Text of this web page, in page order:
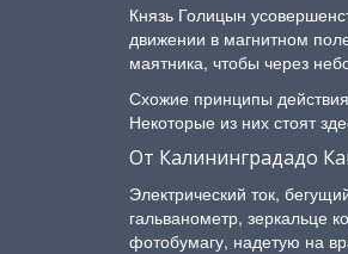
Князь Голицын
движении в магнитном
маятника, чтобы через
Схожие принципы
Некоторые из них стоят
От Калининградадо
Электрический ток,
гальванометр, зеркальце
фотобумагу, надетую на